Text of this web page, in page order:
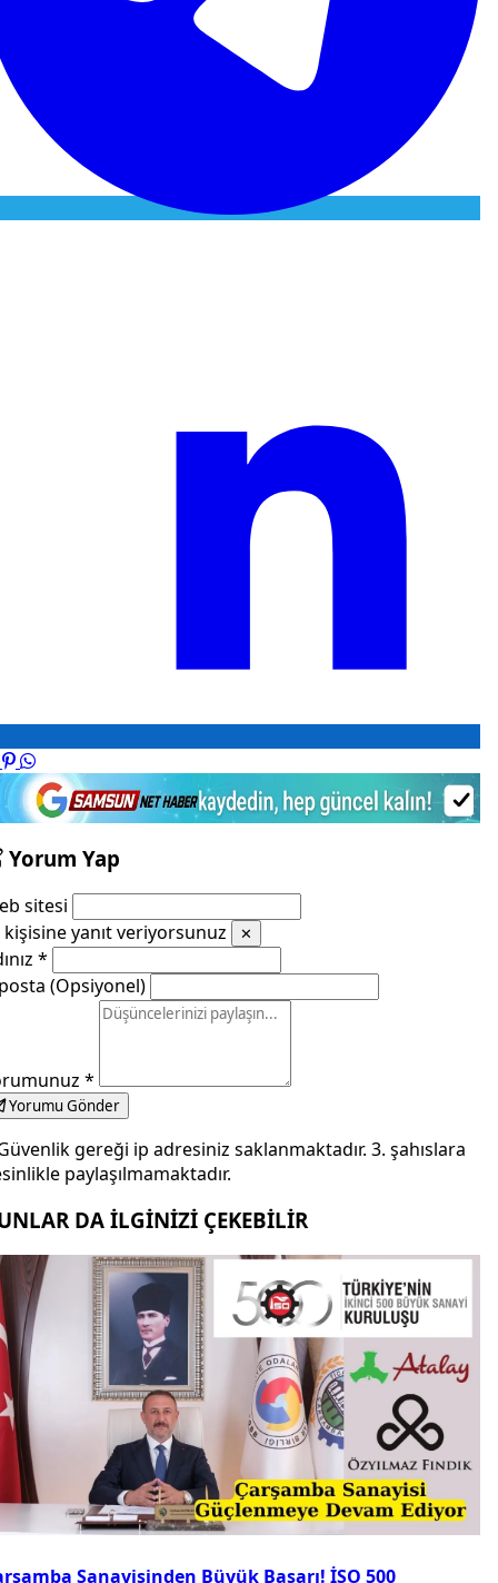
Yorum Yap
sitesi
kişisine yanıt veriyorsunuz
✕
*
(Opsiyonel)
*
Yorumu Gönder
gereği ip adresiniz saklanmaktadır. 3. şahıslara
paylaşılmamaktadır.
DA İLGİNİZİ ÇEKEBİLİR
Sanayisinden Büyük Başarı! İSO 500